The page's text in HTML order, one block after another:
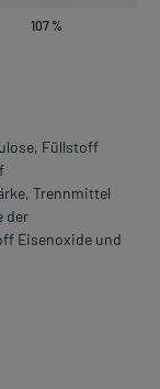
107 %
Füllstoff
Trennmittel
der
Eisenoxide und